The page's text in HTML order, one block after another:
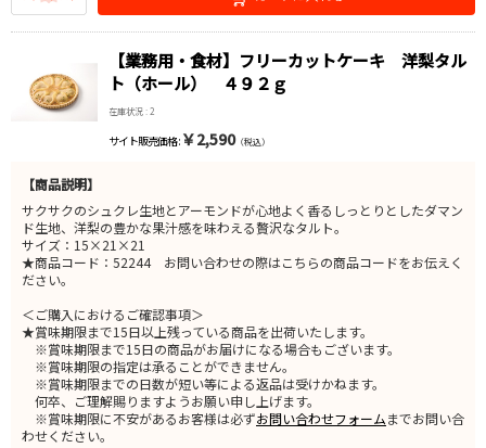
【業務用・食材】フリーカットケーキ 洋梨タル
ト（ホール） ４９２ｇ
在庫状況 : 2
サイト販売価格 : ￥2,590（税込）
【商品説明】
サクサクのシュクレ生地とアーモンドが心地よく香るしっとりとしたダマン
ド生地、洋梨の豊かな果汁感を味わえる贅沢なタルト。
サイズ：15×21×21
★商品コード：52244 お問い合わせの際はこちらの商品コードをお伝えく
ださい。
＜ご購入におけるご確認事項＞
★賞味期限まで15日以上残っている商品を出荷いたします。
※賞味期限まで15日の商品がお届けになる場合もございます。
※賞味期限の指定は承ることができません。
※賞味期限までの日数が短い等による返品は受けかねます。
何卒、ご理解賜りますようお願い申し上げます。
※賞味期限に不安があるお客様は必ずお問い合わせフォームまでお問い合
わせください。